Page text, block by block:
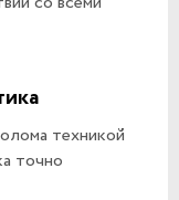
техникой
точно